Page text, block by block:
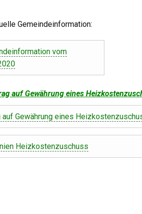
Gemeindeinformation:
vom
auf Gewährung eines
auf Gewährung eines
Heizkostenzuschuss